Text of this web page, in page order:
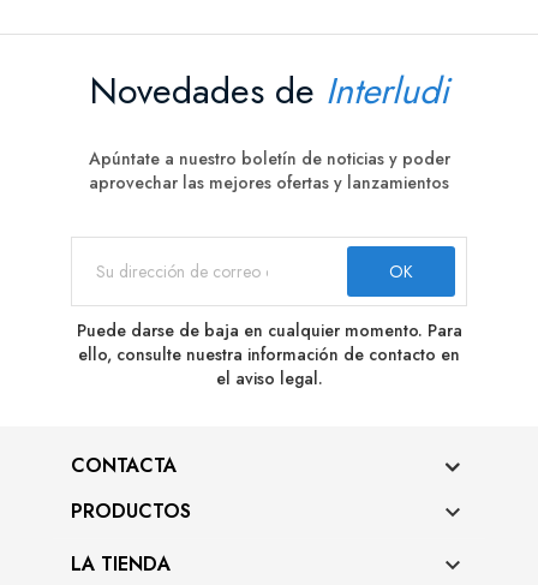
Novedades de Interludi
Apúntate a nuestro boletín de noticias y poder
aprovechar las mejores ofertas y lanzamientos
Puede darse de baja en cualquier momento. Para
ello, consulte nuestra información de contacto en
el aviso legal.
CONTACTA
PRODUCTOS

LA TIENDA 